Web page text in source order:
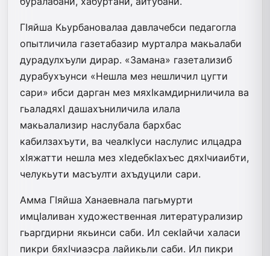
ГIяйша Кьурбановалаа давлачебси педагогла
опытличила газетабазир мурталра макьалаби
дурадулхъули дирар. «Замана» газетализиб
дурабухъунси «Нешла мез нешличил цугти
сари» ибси дарган мез мяхIкамдирниличила ва
гьаладяхI дашахъниличила илала
макьалализир наслубала бархбас
кабилзахъути, ва чеалкIуси наслулис илцадра
хIяжатти нешла мез хIедебкIахъес дяхIчиаибти,
челукьути масъулти ахъдуцили сари.
Амма ГIяйша Ханаевнала пагьмурти
имцIаливан художественная литературализир
гьаргдирни якьинси саби. Ил секIайчи халаси
пикри бяхIчиаэсра лайикьли саби. Ил пикри